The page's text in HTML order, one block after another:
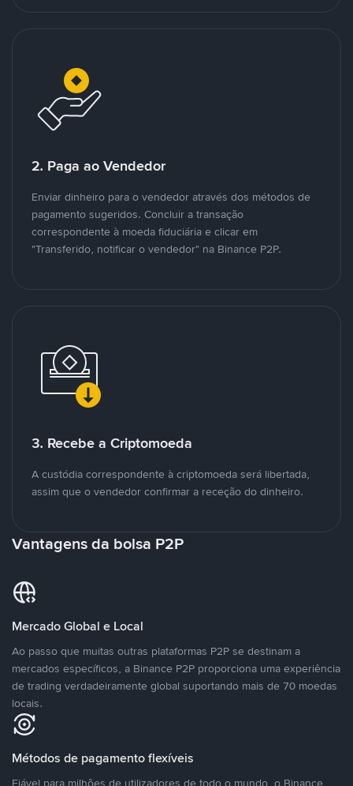
2. Paga ao Vendedor
Enviar dinheiro para o vendedor através dos métodos de
pagamento sugeridos. Concluir a transação
correspondente à moeda fiduciária e clicar em
"Transferido, notificar o vendedor" na Binance P2P.
3. Recebe a Criptomoeda
A custódia correspondente à criptomoeda será libertada,
assim que o vendedor confirmar a receção do dinheiro.
Vantagens da bolsa P2P
Mercado Global e Local
Ao passo que muitas outras plataformas P2P se destinam a
mercados específicos, a Binance P2P proporciona uma experiência
de trading verdadeiramente global suportando mais de 70 moedas
locais.
Métodos de pagamento flexíveis
Fiável para milhões de utilizadores de todo o mundo, o Binance